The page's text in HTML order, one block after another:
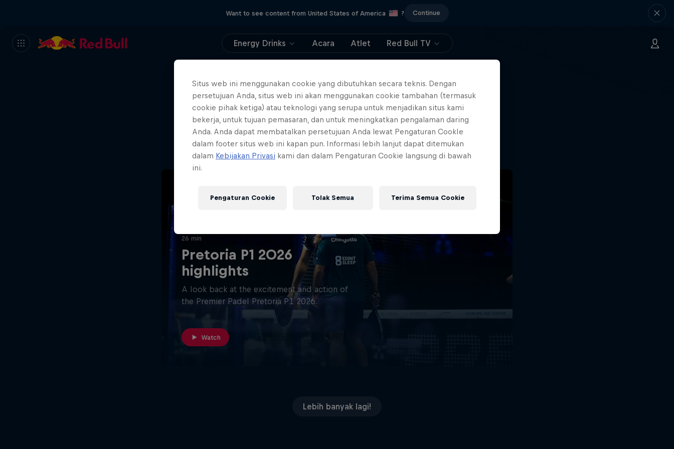
Want to see content from United States of America ? Continue
Energy Drinks Acara Atlet Red Bull TV
404
Well, this is embarrassing.
Where did the page go?!
26 min
Pretoria P1 2026
highlights
A look back at the excitement and action of
the Premier Padel Pretoria P1 2026.
Watch
Lebih banyak lagi!
Situs web ini menggunakan cookie yang dibutuhkan secara teknis. Dengan
persetujuan Anda, situs web ini akan menggunakan cookie tambahan (termasuk
cookie pihak ketiga) atau teknologi yang serupa untuk menjadikan situs kami
bekerja, untuk tujuan pemasaran, dan untuk meningkatkan pengalaman daring
Anda. Anda dapat membatalkan persetujuan Anda lewat Pengaturan CookIe
dalam footer situs web ini kapan pun. Informasi lebih lanjut dapat ditemukan
dalam Kebijakan Privasi kami dan dalam Pengaturan Cookie langsung di bawah
ini.
Pengaturan Cookie Tolak Semua Terima Semua Cookie